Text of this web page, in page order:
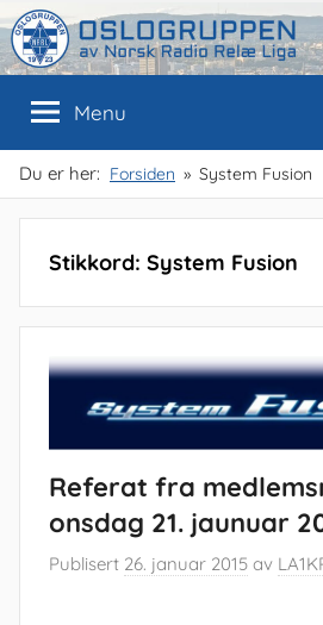
Skip
to
content
Oslogruppen
av
NRRL
Oslo
Menu
Du er her: Forsiden System Fusion
Stikkord: System Fusion
Referat fra
onsdag 21. jaunuar
Publisert 26. januar 2015 av